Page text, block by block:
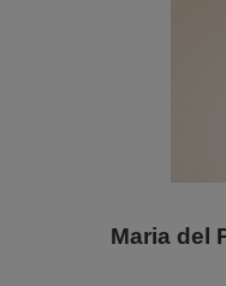
Maria del